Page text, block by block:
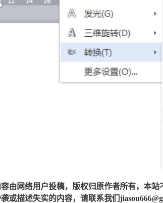
由网络用户投稿，版权归原作者所有，本
或描述失实的内容，请联系我们